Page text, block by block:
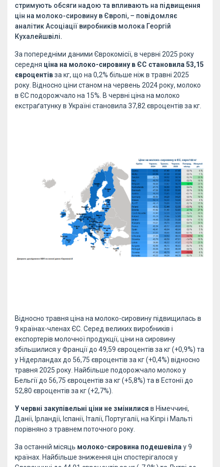
стримують обсяги надою та впливають на підвищення
цін на молоко-сировину в Європі, – повідомляє
аналітик Асоціації виробників молока Георгій
Кухалейшвілі.
За попередніми даними Єврокомісії, в червні 2025 року
середня ціна на молоко-сировину в ЄС становила 53,15
євроцентівза кг, що на 0,2% більше ніж в травні 2025
року. Відносно ціни станом на червень 2024 року, молоко
в ЄС подорожчало на 15%. В червні ціна на молоко
екстраґатунку в Україні становила 37,82 євроцентів за кг.
Відносно травня ціна на молоко-сировину підвищилась в
9 країнах-членах ЄС. Серед великих виробників і
експортерів молочної продукції, ціни на сировину
збільшилися у Франції до 49,59 євроцентів за кг (+0,9%) та
у Нідерландах до 56,75 євроцентів за кг (+0,4%) відносно
травня 2025 року. Найбільше подорожчало молоко у
Бельгії до 56,75 євроцентів за кг (+5,8%) та в Естонії до
52,80 євроцентів за кг (+2,7%).
У червні закупівельні ціни не змінилися в Німеччині,
Данії, Ірландії, Іспанії, Італії, Португалії, на Кіпрі і Мальті
порівняно з травнем поточного року.
За останній місяць молоко-сировина подешевілау 9
країнах. Найбільше зниження цін спостерігалося у